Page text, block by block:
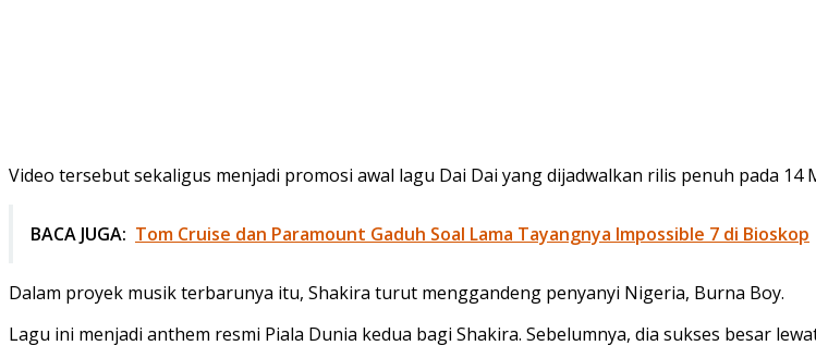
Video tersebut sekaligus menjadi promosi awal lagu Dai Dai yang dijadwalkan rilis penuh pada 14
BACA JUGA: Tom Cruise dan Paramount Gaduh Soal Lama Tayangnya Impossible 7 di Bioskop
Dalam proyek musik terbarunya itu, Shakira turut menggandeng penyanyi Nigeria, Burna Boy.
Lagu ini menjadi anthem resmi Piala Dunia kedua bagi Shakira. Sebelumnya, dia sukses besar